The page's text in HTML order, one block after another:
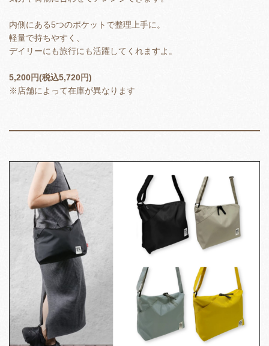
内側にある5つのポケットで整理上手に。
軽量で持ちやすく、
デイリーにも旅行にも活躍してくれますよ。
5,200円(税込5,720円)
※店舗によって在庫が異なります